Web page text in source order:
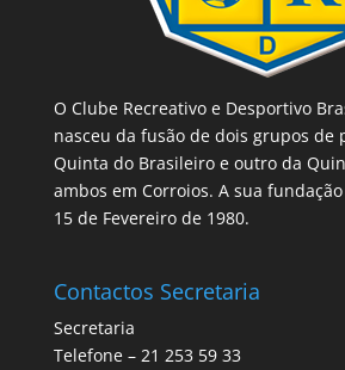
O Clube Recreativo e Desportivo
nasceu da fusão de dois grupos de
Quinta do Brasileiro e outro da
ambos em Corroios. A sua
15 de Fevereiro de 1980.
Contactos Secretaria
Secretaria
Telefone – 21 253 59 33